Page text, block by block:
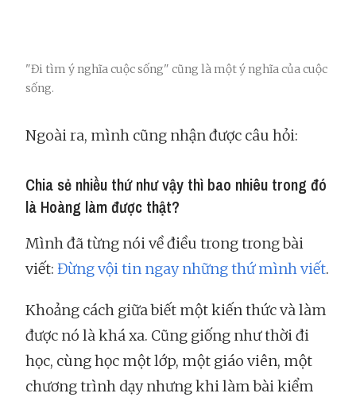
"Đi tìm ý nghĩa cuộc sống" cũng là một ý nghĩa của cuộc
sống.
Ngoài ra, mình cũng nhận được câu hỏi:
Chia sẻ nhiều thứ như vậy thì bao nhiêu trong đó
là Hoàng làm được thật?
Mình đã từng nói về điều trong trong bài
viết: Đừng vội tin ngay những thứ mình viết.
Khoảng cách giữa biết một kiến thức và làm
được nó là khá xa. Cũng giống như thời đi
học, cùng học một lớp, một giáo viên, một
chương trình dạy nhưng khi làm bài kiểm